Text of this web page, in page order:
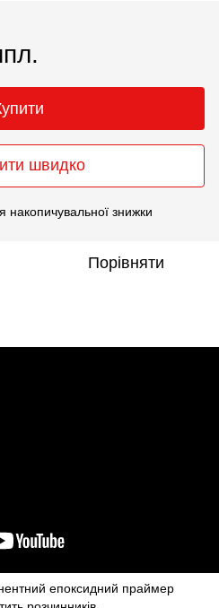
швидко
накопичувальної знижки
Порівняти
епоксидний праймер